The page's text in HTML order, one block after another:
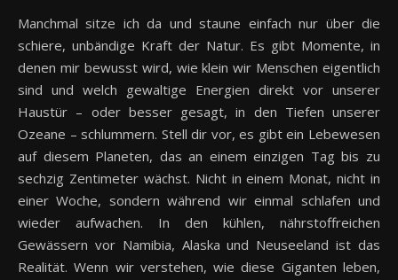
Manchmal sitze ich da und staune einfach nur über die
schiere, unbändige Kraft der Natur. Es gibt Momente, in
denen mir bewusst wird, wie klein wir Menschen eigentlich
sind und welch gewaltige Energien direkt vor unserer
Haustür – oder besser gesagt, in den Tiefen unserer
Ozeane – schlummern. Stell dir vor, es gibt ein Lebewesen
auf diesem Planeten, das an einem einzigen Tag bis zu
sechzig Zentimeter wächst. Nicht in einem Monat, nicht in
einer Woche, sondern während wir einmal schlafen und
wieder aufwachen. In den kühlen, nährstoffreichen
Gewässern vor Namibia, Alaska und Neuseeland ist das
Realität. Wenn wir verstehen, wie diese Giganten leben,